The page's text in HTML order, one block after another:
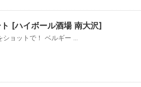
[ハイボール酒場 南大沢]
ショットで！ ベルギー ...